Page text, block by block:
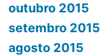
outubro 2015
setembro 2015
agosto 2015